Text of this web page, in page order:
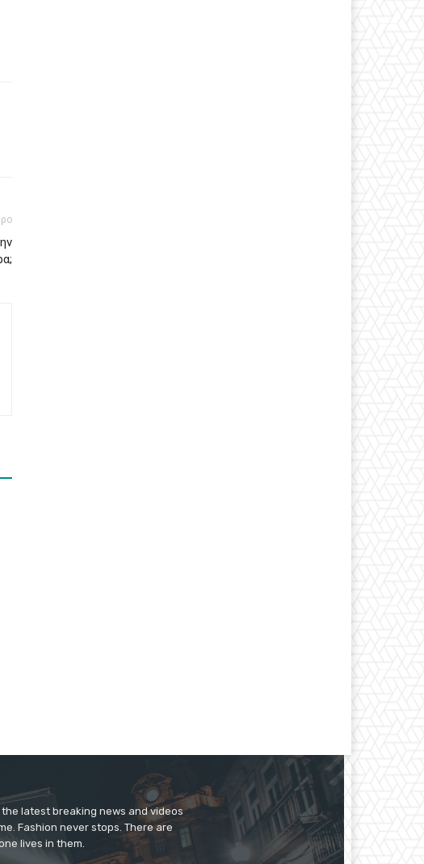
latest breaking news and videos
Fashion never stops. There are
lives in them.